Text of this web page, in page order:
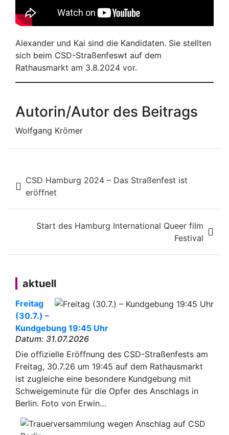
Alexander und Kai sind die Kandidaten. Sie stellten
sich beim CSD-Straßenfeswt auf dem
Rathausmarkt am 3.8.2024 vor.
Autorin/Autor des Beitrags
Wolfgang Krömer
Beitragsnavigation
CSD Hamburg 2024 – Das Straßenfest ist
eröffnet
Start des Hamburg International Queer film
Festival
aktuell
Freitag
(30.7.) –
Kundgebung 19:45 Uhr
Datum: 31.07.2026
Die offizielle Eröffnung des CSD-Straßenfests am
Freitag, 30.7.26 um 19:45 auf dem Rathausmarkt
ist zugleiche eine besondere Kundgebung mit
Schweigeminute für die Opfer des Anschlags in
Berlin. Foto von Erwin…